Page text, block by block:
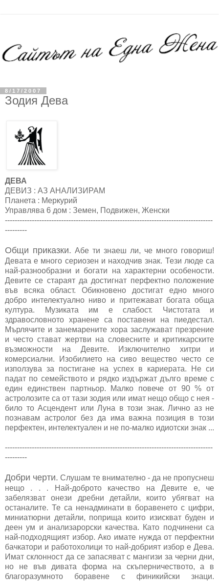
8/17/2007
Зодия Дева
ДЕВА
ДЕВИЗ : АЗ AНАЛИЗИРАМ
Планета : Меркурий
Управлява 6 дом : Земен, Подвижен, Женски
-------------------------------------------------------------------------------------
---------
Общи приказки. Абе ти знаеш ли, че много говориш!
Девата е много сериозен и находчив знак. Тези люде са
най-разнообразни и богати на характерни особености.
Девите се стараят да достигнат перфектно положение
във всяка област. Обикновено достигат едно много
добро интелектуално ниво и притежават богата обща
култура. Музиката им е слабост. Чистотата и
здравословното хранене са поставени на пиедестал.
Мърлячите и занемарените хора заслужават презрение
и често стават жертви на словесните и критикарските
възможности на Девите. Изключително хитри и
комерсиални. Изобилието на сиво вещество често се
използува за постигане на успех в кариерата. Не си
падат по семейството и рядко издържат дълго време с
един единствен партньор. Малко повече от 90 % от
астролозите са от тази зодия или имат нещо общо с нея -
било то Асцендент или Луна в този знак. Лично аз не
познавам астролог без да има важна позиция в този
перфектен, интелектуален и не по-малко идиотски знак ...
-------------------------------------------------------------------------------------
---------
Добри черти. Слушам те внимателно - да не пропуснеш
нещо . . . Най-доброто качество на Девите е, че
забелязват онези дребни детайли, които убягват на
останалите. Те са ненадминати в боравенето с цифри,
миниатюрни детайли, поприща които изискват буден и
деен ум и анализарорски качества. Като подчинени са
най-подходящият избор. Ако имате нужда от перфектни
бачкатори и работохолици то най-добрият избор е Дева.
Имат склонност да се запасяват с мангизи за черни дни,
но не във дивата форма на скъперничеството, а в
благоразумното боравене с финикийски знаци.